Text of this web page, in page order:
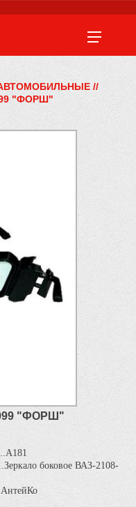
//
"ФОРШ"
"ФОРШ"
боковое ВАЗ-2108-